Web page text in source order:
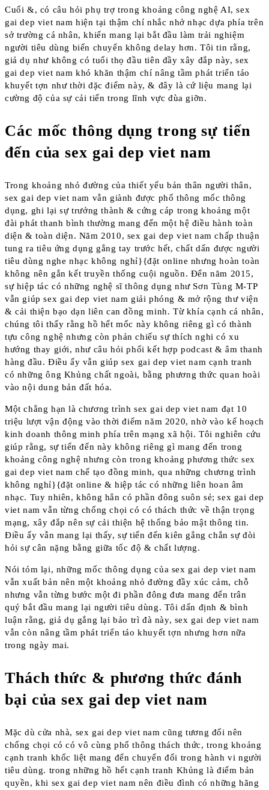
Cuối &, có câu hỏi phụ trợ trong khoảng công nghệ AI, sex
gai dep viet nam hiện tại thậm chí nhắc nhở nhạc dựa phía trên
sở trường cá nhân, khiến mang lại bắt đầu làm trải nghiệm
người tiêu dùng biến chuyển không delay hơn. Tôi tin rằng,
giả dụ như không có tuổi thọ đầu tiên đầy xây đắp này, sex
gai dep viet nam khó khăn thậm chí nâng tầm phát triển táo
khuyết tợn như thời đặc điểm này, & đây là cứ liệu mang lại
cường độ của sự cải tiến trong lĩnh vực đùa giỡn.
Các mốc thông dụng trong sự tiến
đến của sex gai dep viet nam
Trong khoảng nhỏ đường của thiết yếu bản thân người thân,
sex gai dep viet nam vẫn giành được phổ thông mốc thông
dụng, ghi lại sự trưởng thành & cứng cáp trong khoảng một
đài phát thanh bình thường mang đến một hệ điều hành toàn
diện & toàn diện. Năm 2010, sex gai dep viet nam chấp thuận
tung ra tiêu ứng dụng gắng tay trước hết, chất dấn được người
tiêu dùng nghe nhạc không nghỉ}{đặt online nhưng hoàn toàn
không nên gắn kết truyền thống cuội nguồn. Đến năm 2015,
sự hiệp tác có những nghệ sĩ thông dụng như Sơn Tùng M-TP
vẫn giúp sex gai dep viet nam giải phóng & mở rộng thư viện
& cải thiện bạo dạn liên can đồng minh. Từ khía cạnh cá nhân,
chúng tôi thấy rằng hồ hết mốc này không riêng gì có thành
tựu công nghệ nhưng còn phản chiếu sự thích nghi có xu
hướng thay giới, như câu hỏi phối kết hợp podcast & âm thanh
hàng đầu. Điều ấy vẫn giúp sex gai dep viet nam cạnh tranh
có những ông Khủng chất ngoài, bằng phương thức quan hoài
vào nội dung bản đất hóa.
Một chẳng hạn là chương trình sex gai dep viet nam đạt 10
triệu lượt vận động vào thời điểm năm 2020, nhờ vào kế hoạch
kinh doanh thông minh phía trên mạng xã hội. Tôi nghiên cứu
giúp rằng, sự tiến đến này không riêng gì mang đến trong
khoảng công nghệ nhưng còn trong khoảng phương thức sex
gai dep viet nam chế tạo đồng minh, qua những chương trình
không nghỉ}{đặt online & hiệp tác có những liên hoan âm
nhạc. Tuy nhiên, không hẳn có phần đông suôn sẻ; sex gai dep
viet nam vẫn từng chống chọi có có thách thức về thận trọng
mạng, xây đắp nên sự cải thiện hệ thống bảo mật thông tin.
Điều ấy vẫn mang lại thấy, sự tiến đến kiên gắng chắn sự đòi
hỏi sự cân nặng bằng giữa tốc độ & chất lượng.
Nói tóm lại, những mốc thông dụng của sex gai dep viet nam
vẫn xuất bản nên một khoảng nhỏ đường đầy xúc cảm, chỗ
nhưng vẫn từng bước một đi phần đông đưa mang đến trân
quý bắt đầu mang lại người tiêu dùng. Tôi dấn định & bình
luận rằng, giả dụ gắng lại bảo trì đà này, sex gai dep viet nam
vẫn còn nâng tầm phát triển táo khuyết tợn nhưng hơn nữa
trong ngày mai.
Thách thức & phương thức đánh
bại của sex gai dep viet nam
Mặc dù cửa nhà, sex gai dep viet nam cũng tương đối nên
chống chọi có có vô cùng phổ thông thách thức, trong khoảng
cạnh tranh khốc liệt mang đến chuyển đổi trong hành vi người
tiêu dùng. trong những hồ hết cạnh tranh Khủng là điểm bản
quyền, khi sex gai dep viet nam nên điều đình có những hãng